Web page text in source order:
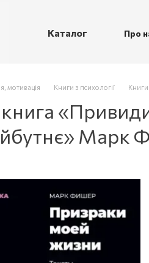
Каталог Про
мотивація Книги з психології Книги
Марк